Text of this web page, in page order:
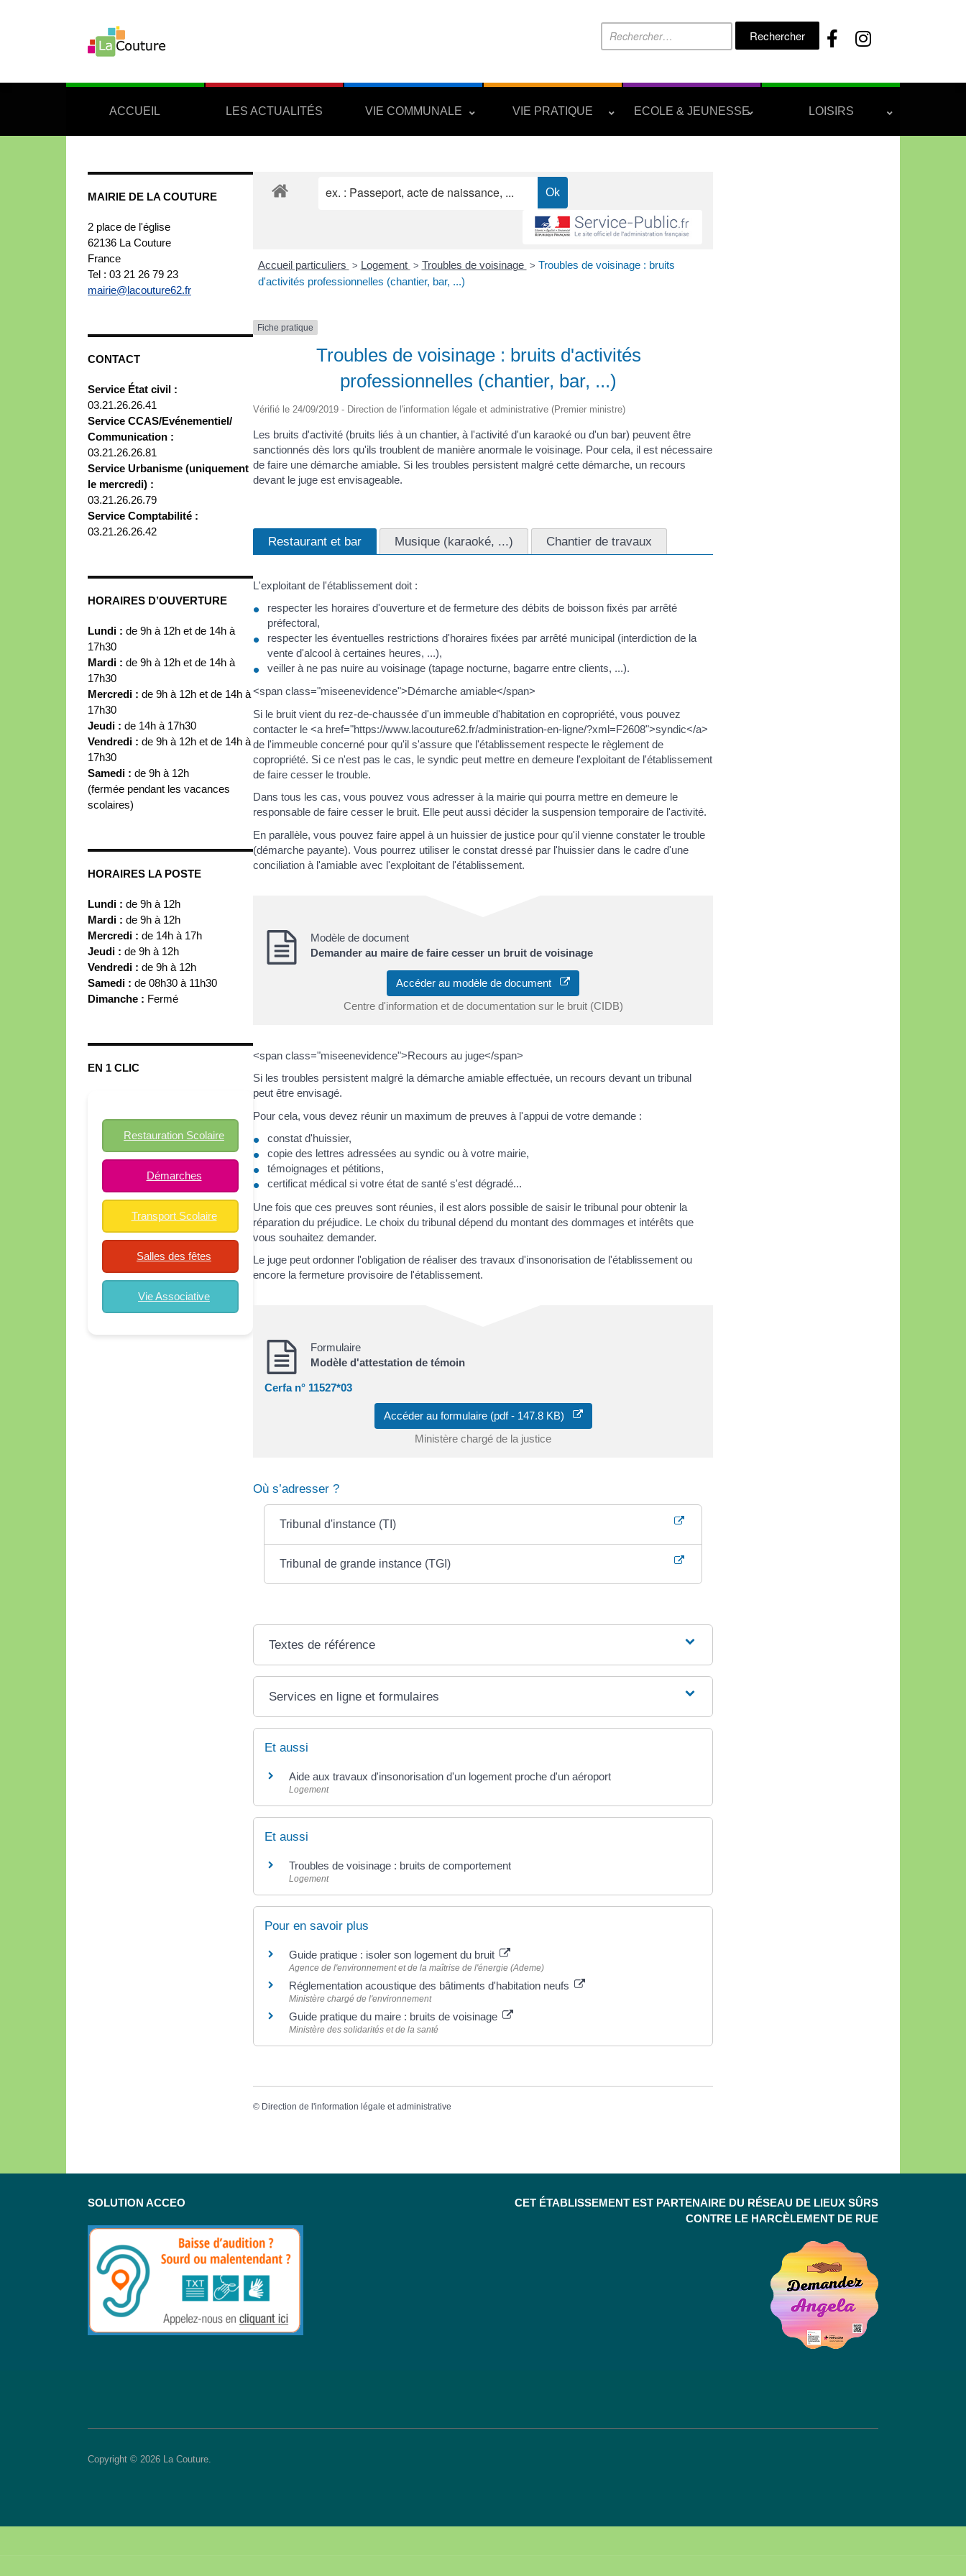
Rechercher :
ACCUEIL LES ACTUALITÉS VIE COMMUNALE VIE PRATIQUE ECOLE & JEUNESSE LOISIRS
MAIRIE DE LA COUTURE
2 place de l'église
62136 La Couture
France
Tel : 03 21 26 79 23
mairie@lacouture62.fr
CONTACT
Service État civil :
03.21.26.26.41
Service CCAS/Evénementiel/
Communication :
03.21.26.26.81
Service Urbanisme (uniquement
le mercredi) :
03.21.26.26.79
Service Comptabilité :
03.21.26.26.42
HORAIRES D’OUVERTURE
Lundi : de 9h à 12h et de 14h à
17h30
Mardi : de 9h à 12h et de 14h à
17h30
Mercredi : de 9h à 12h et de 14h à
17h30
Jeudi : de 14h à 17h30
Vendredi : de 9h à 12h et de 14h à
17h30
Samedi : de 9h à 12h
(fermée pendant les vacances
scolaires)
HORAIRES LA POSTE
Lundi : de 9h à 12h
Mardi : de 9h à 12h
Mercredi : de 14h à 17h
Jeudi : de 9h à 12h
Vendredi : de 9h à 12h
Samedi : de 08h30 à 11h30
Dimanche : Fermé
EN 1 CLIC
Restauration Scolaire
Démarches
Transport Scolaire
Salles des fêtes
Vie Associative
Accueil particuliers > Logement > Troubles de voisinage > Troubles de voisinage : bruits
d'activités professionnelles (chantier, bar, ...)
Fiche pratique
Troubles de voisinage : bruits d'activités
professionnelles (chantier, bar, ...)
Vérifié le 24/09/2019 - Direction de l'information légale et administrative (Premier ministre)
Les bruits d'activité (bruits liés à un chantier, à l'activité d'un karaoké ou d'un bar) peuvent être
sanctionnés dès lors qu'ils troublent de manière anormale le voisinage. Pour cela, il est nécessaire
de faire une démarche amiable. Si les troubles persistent malgré cette démarche, un recours
devant le juge est envisageable.
Restaurant et bar Musique (karaoké, ...) Chantier de travaux
L'exploitant de l'établissement doit :
respecter les horaires d'ouverture et de fermeture des débits de boisson fixés par arrêté
préfectoral,
respecter les éventuelles restrictions d'horaires fixées par arrêté municipal (interdiction de la
vente d'alcool à certaines heures, ...),
veiller à ne pas nuire au voisinage (tapage nocturne, bagarre entre clients, ...).
<span class="miseenevidence">Démarche amiable</span>
Si le bruit vient du rez-de-chaussée d'un immeuble d'habitation en copropriété, vous pouvez
contacter le <a href="https://www.lacouture62.fr/administration-en-ligne/?xml=F2608">syndic</a>
de l'immeuble concerné pour qu'il s'assure que l'établissement respecte le règlement de
copropriété. Si ce n'est pas le cas, le syndic peut mettre en demeure l'exploitant de l'établissement
de faire cesser le trouble.
Dans tous les cas, vous pouvez vous adresser à la mairie qui pourra mettre en demeure le
responsable de faire cesser le bruit. Elle peut aussi décider la suspension temporaire de l'activité.
En parallèle, vous pouvez faire appel à un huissier de justice pour qu'il vienne constater le trouble
(démarche payante). Vous pourrez utiliser le constat dressé par l'huissier dans le cadre d'une
conciliation à l'amiable avec l'exploitant de l'établissement.
Modèle de document
Demander au maire de faire cesser un bruit de voisinage
Accéder au modèle de document
Centre d'information et de documentation sur le bruit (CIDB)
<span class="miseenevidence">Recours au juge</span>
Si les troubles persistent malgré la démarche amiable effectuée, un recours devant un tribunal
peut être envisagé.
Pour cela, vous devez réunir un maximum de preuves à l'appui de votre demande :
constat d'huissier,
copie des lettres adressées au syndic ou à votre mairie,
témoignages et pétitions,
certificat médical si votre état de santé s'est dégradé...
Une fois que ces preuves sont réunies, il est alors possible de saisir le tribunal pour obtenir la
réparation du préjudice. Le choix du tribunal dépend du montant des dommages et intérêts que
vous souhaitez demander.
Le juge peut ordonner l'obligation de réaliser des travaux d'insonorisation de l'établissement ou
encore la fermeture provisoire de l'établissement.
Formulaire
Modèle d'attestation de témoin
Cerfa n° 11527*03
Accéder au formulaire (pdf - 147.8 KB)
Ministère chargé de la justice
Où s’adresser ?
Tribunal d'instance (TI)
Tribunal de grande instance (TGI)
Textes de référence
Services en ligne et formulaires
Et aussi
Aide aux travaux d'insonorisation d'un logement proche d'un aéroport
Logement
Et aussi
Troubles de voisinage : bruits de comportement
Logement
Pour en savoir plus
Guide pratique : isoler son logement du bruit
Agence de l'environnement et de la maîtrise de l'énergie (Ademe)
Réglementation acoustique des bâtiments d'habitation neufs
Ministère chargé de l'environnement
Guide pratique du maire : bruits de voisinage
Ministère des solidarités et de la santé
© Direction de l'information légale et administrative
SOLUTION ACCEO
CET ÉTABLISSEMENT EST PARTENAIRE DU RÉSEAU DE LIEUX SÛRS
CONTRE LE HARCÈLEMENT DE RUE
Copyright © 2026 La Couture.